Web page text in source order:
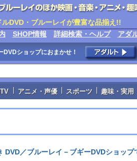
ルDVD・ブルーレイが豊富な品揃え!!
SHOP情報 詳細検索・ヘルプ アダ
DVDショップにおまかせ！
| アニメ・声優 | スポーツ | 趣味・実用
DVD／ブルーレイ－ブギーDVDショップ